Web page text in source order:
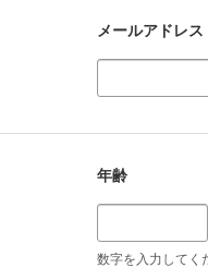
メールアドレス
年齢
数字を入力してく